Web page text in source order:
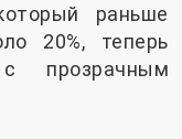
раньше
20%, теперь
прозрачным